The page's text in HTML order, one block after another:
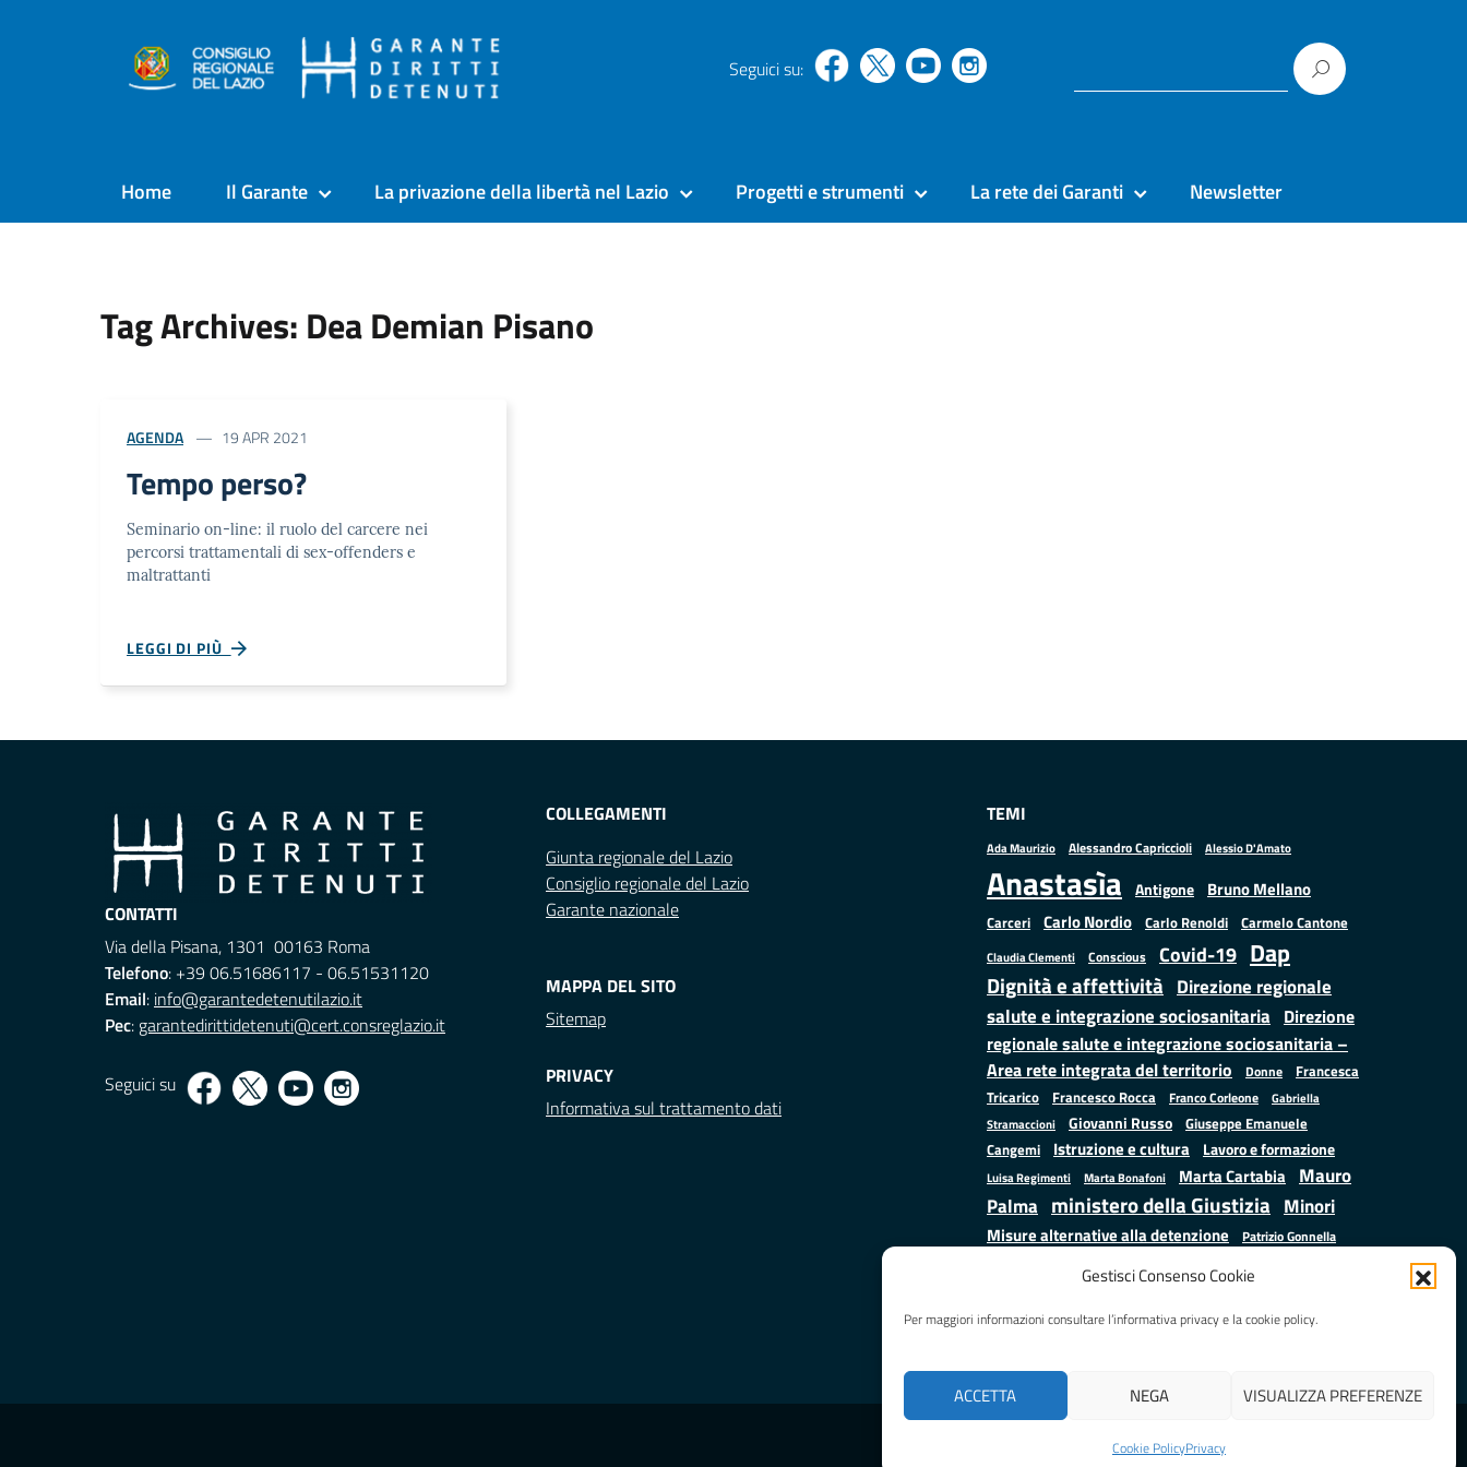
Gestisci Consenso Cookie
Per maggiori informazioni consultare l’informativa privacy e la cookie policy.
ACCETTA NEGA VISUALIZZA PREFERENZE
Cookie PolicyPrivacy
Seguici su:
Home Il Garante La privazione della libertà nel Lazio Progetti e strumenti La rete dei Garanti Newsletter
Tag Archives: Dea Demian Pisano
AGENDA 19 APR 2021
Tempo perso?
Seminario on-line: il ruolo del carcere nei
percorsi trattamentali di sex-offenders e
maltrattanti
LEGGI DI PIÙ
CONTATTI
Via della Pisana, 1301 00163 Roma
Telefono: +39 06.51686117 - 06.51531120
Email: info@garantedetenutilazio.it
Pec: garantedirittidetenuti@cert.consreglazio.it
Seguici su
COLLEGAMENTI
Giunta regionale del Lazio
Consiglio regionale del Lazio
Garante nazionale
MAPPA DEL SITO
Sitemap
PRIVACY
Informativa sul trattamento dati
TEMI
Ada Maurizio Alessandro Capriccioli Alessio D'Amato
Anastasìa Antigone Bruno Mellano
Carceri Carlo Nordio Carlo Renoldi Carmelo Cantone
Claudia Clementi Conscious Covid-19 Dap
Dignità e affettività Direzione regionale
salute e integrazione sociosanitaria Direzione
regionale salute e integrazione sociosanitaria –
Area rete integrata del territorio
Donne
Francesca
Tricarico
Francesco Rocca Franco Corleone
Gabriella
Stramaccioni
Giovanni Russo Giuseppe Emanuele
Cangemi
Istruzione e cultura Lavoro e formazione
Luisa Regimenti Marta Bonafoni Marta Cartabia Mauro
Palma ministero della Giustizia Minori
Misure alternative alla detenzione Patrizio Gonnella
Samuele Ciambriello
Mattarella Situazione in numeri
Stefano
Realizzato da